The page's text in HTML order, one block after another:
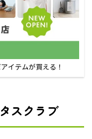
イテムが買える！
スクラブ